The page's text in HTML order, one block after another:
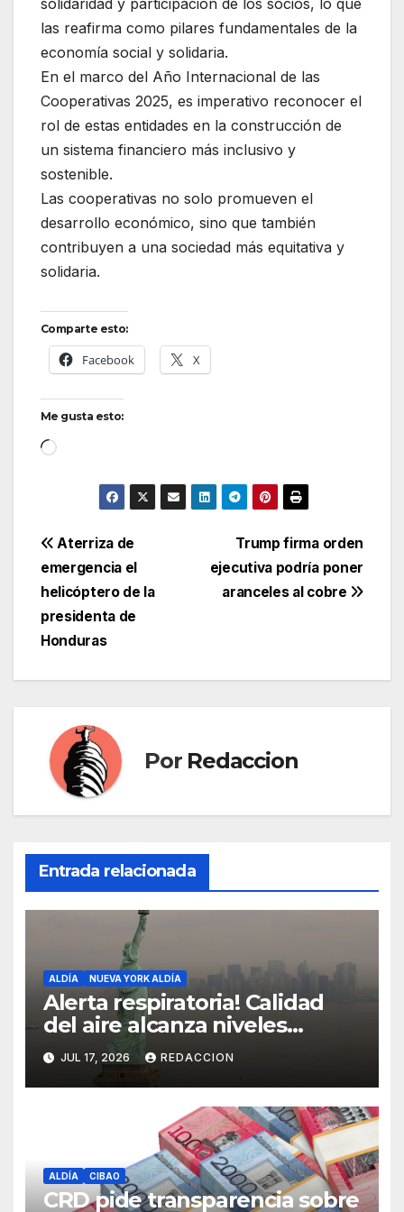
solidaridad y participación de los socios, lo que
las reafirma como pilares fundamentales de la
economía social y solidaria.
En el marco del Año Internacional de las
Cooperativas 2025, es imperativo reconocer el
rol de estas entidades en la construcción de
un sistema financiero más inclusivo y
sostenible.
Las cooperativas no solo promueven el
desarrollo económico, sino que también
contribuyen a una sociedad más equitativa y
solidaria.
Comparte esto:
Facebook X
Me gusta esto:
Cargando...
Navegación
de
entradas
Trump firma orden
ejecutiva podría poner
aranceles al cobre
Aterriza de
emergencia el
helicóptero de la
presidenta de
Honduras
Por Redaccion
Entrada relacionada
ALDÍA NUEVA YORK ALDÍA
Alerta respiratoria! Calidad
del aire alcanza niveles
peligrosos en NYC
JUL 17, 2026 REDACCION
ALDÍA CIBAO
CRD pide transparencia sobre